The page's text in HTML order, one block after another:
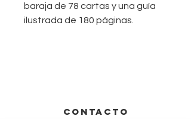
baraja de 78 cartas y una guía
ilustrada de 180 páginas.
CONTACTO